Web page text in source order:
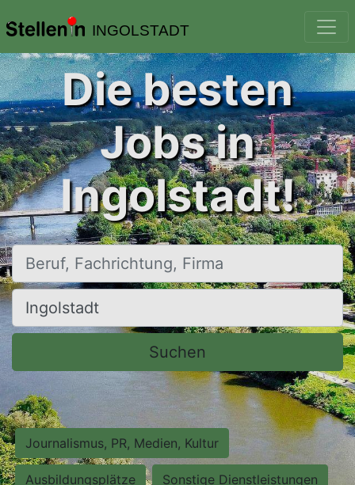
INGOLSTADT
Die besten
Jobs in
Ingolstadt!
Beruf, Fachrichtung, Firma
Ort, Stadt
Suchen
Journalismus, PR, Medien, Kultur
Ausbildungsplätze Sonstige Dienstleistungen